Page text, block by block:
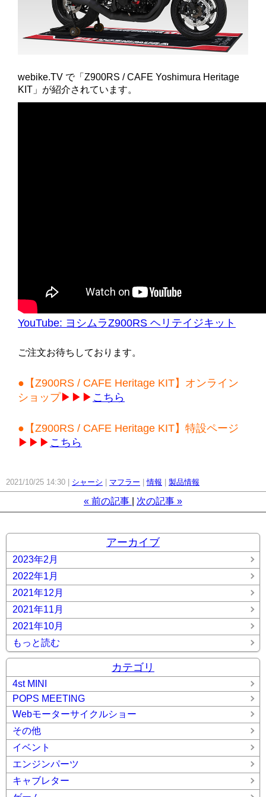
webike.TV で「Z900RS / CAFE Yoshimura Heritage
KIT」が紹介されています。
YouTube: ヨシムラZ900RS ヘリテイジキット
ご注文お待ちしております。
●【Z900RS / CAFE Heritage KIT】オンライン
ショップ▶︎▶︎▶︎ こちら
●【Z900RS / CAFE Heritage KIT】特設ページ
▶︎▶︎▶︎ こちら
2021/10/25 14:30 シャーシ マフラー 情報 製品情報
« 前の記事 次の記事 »
アーカイブ
2023年2月
2022年1月
2021年12月
2021年11月
2021年10月
もっと読む
カテゴリ
4st MINI
POPS MEETING
Webモーターサイクルショー
その他
イベント
エンジンパーツ
キャブレター